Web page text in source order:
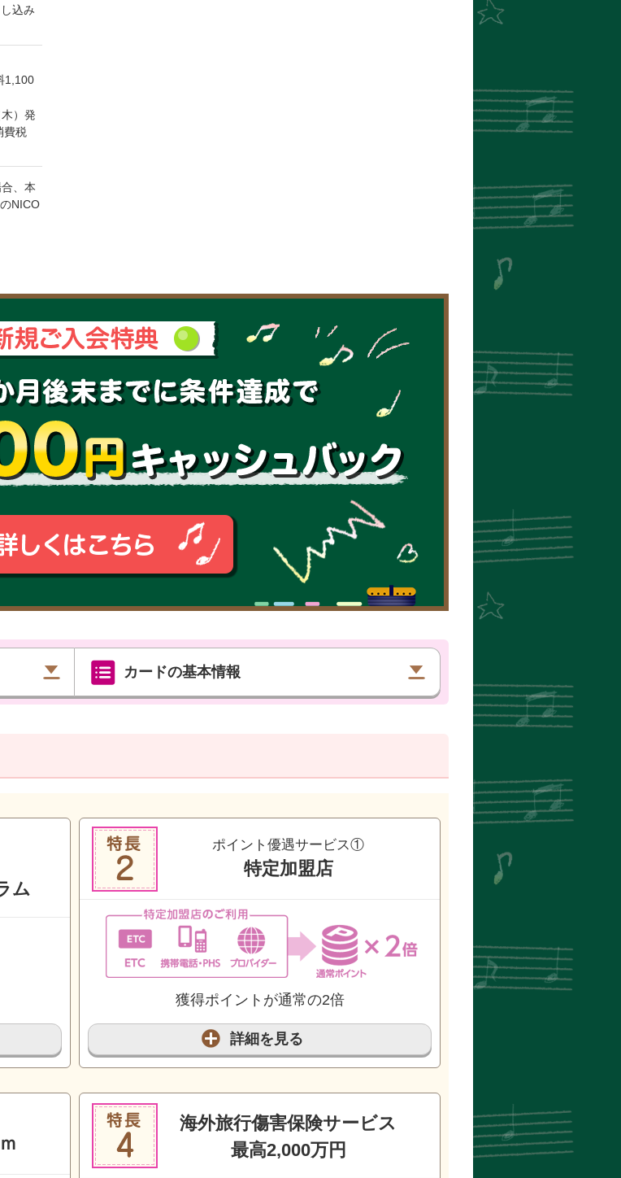
込み
1,100
）発
費税
、本
NICO
カードの基本情報
ム
ポイント優遇サービス①
特定加盟店
獲得ポイントが通常の2倍
詳細を見る
海外旅行傷害保険サービス
最高2,000万円